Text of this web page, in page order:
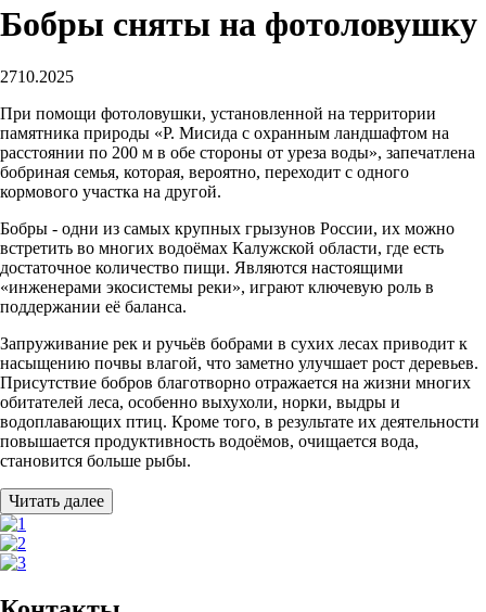
Бобры сняты на фотоловушку
2710.2025
При помощи фотоловушки, установленной на территории
памятника природы «Р. Мисида с охранным ландшафтом на
расстоянии по 200 м в обе стороны от уреза воды», запечатлена
бобриная семья, которая, вероятно, переходит с одного
кормового участка на другой.
Бобры - одни из самых крупных грызунов России, их можно
встретить во многих водоёмах Калужской области, где есть
достаточное количество пищи. Являются настоящими
«инженерами экосистемы реки», играют ключевую роль в
поддержании её баланса.
Запруживание рек и ручьёв бобрами в сухих лесах приводит к
насыщению почвы влагой, что заметно улучшает рост деревьев.
Присутствие бобров благотворно отражается на жизни многих
обитателей леса, особенно выхухоли, норки, выдры и
водоплавающих птиц. Кроме того, в результате их деятельности
повышается продуктивность водоёмов, очищается вода,
становится больше рыбы.
Читать далее